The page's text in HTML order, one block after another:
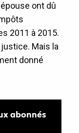
ont dû
2011 à 2015.
Mais la
donné
abonnés